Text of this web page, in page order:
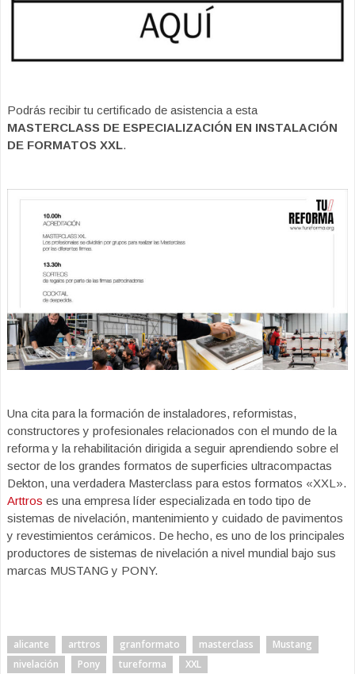
Podrás recibir tu certificado de asistencia a esta
MASTERCLASS DE ESPECIALIZACIÓN EN INSTALACIÓN
DE FORMATOS XXL.
Una cita para la formación de instaladores, reformistas,
constructores y profesionales relacionados con el mundo de la
reforma y la rehabilitación dirigida a seguir aprendiendo sobre el
sector de los grandes formatos de superficies ultracompactas
Dekton, una verdadera Masterclass para estos formatos «XXL».
Arttros es una empresa líder especializada en todo tipo de
sistemas de nivelación, mantenimiento y cuidado de pavimentos
y revestimientos cerámicos. De hecho, es uno de los principales
productores de sistemas de nivelación a nivel mundial bajo sus
marcas MUSTANG y PONY.
alicante arttros granformato masterclass
Mustang
nivelación
Pony tureforma XXL